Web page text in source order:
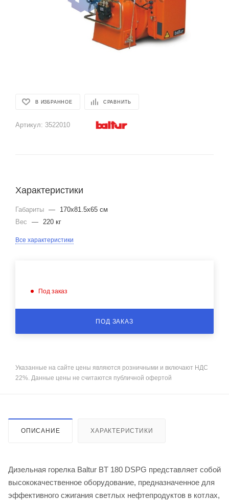
В ИЗБРАННОЕ СРАВНИТЬ
Артикул: 3522010
Характеристики
Габариты —
170x81.5x65 см
Вес
— 220 кг
Все характеристики
Под заказ
ПОД ЗАКАЗ
Указанные на сайте цены являются розничными и включают НДС
22%. Данные цены не считаются публичной офертой
ОПИСАНИЕ ХАРАКТЕРИСТИКИ
Дизельная горелка Baltur BT 180 DSPG представляет собой
высококачественное оборудование, предназначенное для
эффективного сжигания светлых нефтепродуктов в котлах,